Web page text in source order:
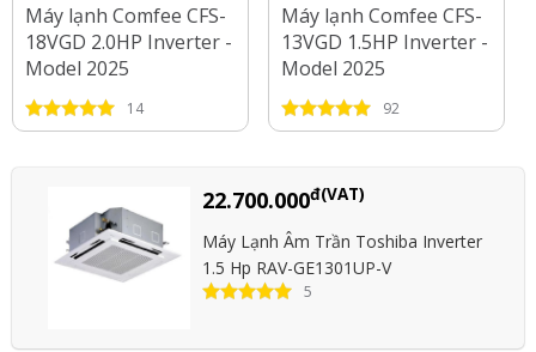
Máy lạnh Comfee CFS-
18VGD 2.0HP Inverter -
Model 2025
14
Máy lạnh Comfee CFS-
13VGD 1.5HP Inverter -
Model 2025
92
22.700.000đ(VAT)
Máy Lạnh Âm Trần Toshiba Inverter
1.5 Hp RAV-GE1301UP-V
5